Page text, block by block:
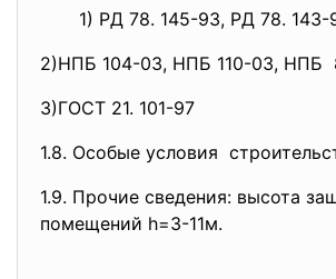
1) РД 78. 145-93, РД 78. 143-
2)НПБ 104-03, НПБ 110-03, НПБ
3)ГОСТ 21. 101-97
1.8. Особые условия
1.9. Прочие сведения: высота
помещений h=3-11м.